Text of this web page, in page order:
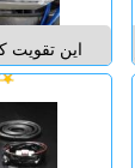
این تقویت
نصب آن
کاهش
سوی دیگر
کسانی